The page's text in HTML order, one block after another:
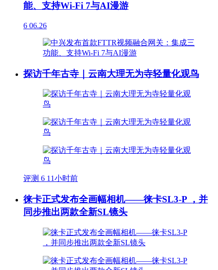
能、支持Wi-Fi 7与AI漫游
6 06.26
探访千年古寺｜云南大理无为寺轻量化观鸟
评测 6 11小时前
徕卡正式发布全画幅相机——徕卡SL3-P ，并
同步推出两款全新SL镜头